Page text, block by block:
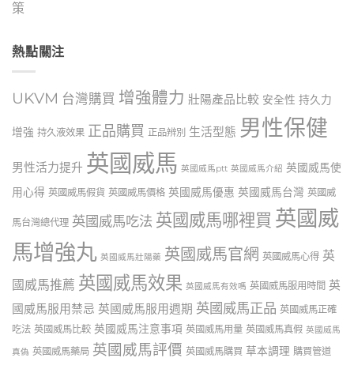
策
熱點關注
UKVM 台灣購買 增強體力 壯陽產品比較 安全性 持久力
增強 持久液效果 正品購買 正品辨別 生活型態 男性保健
男性活力提升 英國威馬 英國威馬ptt 英國威馬介紹 英國威馬使
用心得 英國威馬假貨 英國威馬價格 英國威馬優惠 英國威馬台灣 英國威
馬台灣總代理 英國威馬吃法 英國威馬哪裡買 英國威
馬增強丸 英國威馬壯陽藥 英國威馬官網 英國威馬心得 英
國威馬推薦 英國威馬效果 英國威馬有效嗎 英國威馬服用時間 英
國威馬服用禁忌 英國威馬服用週期 英國威馬正品 英國威馬正確
吃法 英國威馬比較 英國威馬注意事項 英國威馬用量 英國威馬真假 英國威馬
真偽 英國威馬藥局 英國威馬評價 英國威馬購買 草本調理 購買管道